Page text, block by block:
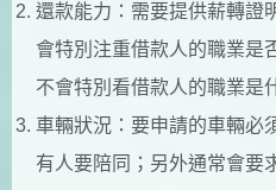
還款能力：需要提供薪轉證
會特別注重借款人的職業是
不會特別看借款人的職業是
車輛狀況：要申請的車輛必
有人要陪同；另外通常會要